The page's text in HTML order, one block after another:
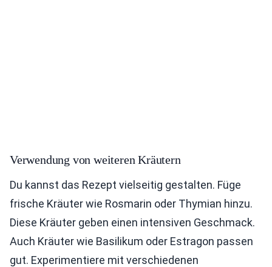
Verwendung von weiteren Kräutern
Du kannst das Rezept vielseitig gestalten. Füge
frische Kräuter wie Rosmarin oder Thymian hinzu.
Diese Kräuter geben einen intensiven Geschmack.
Auch Kräuter wie Basilikum oder Estragon passen
gut. Experimentiere mit verschiedenen